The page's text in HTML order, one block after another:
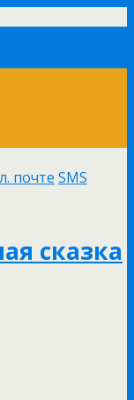
почте SMS
сказка